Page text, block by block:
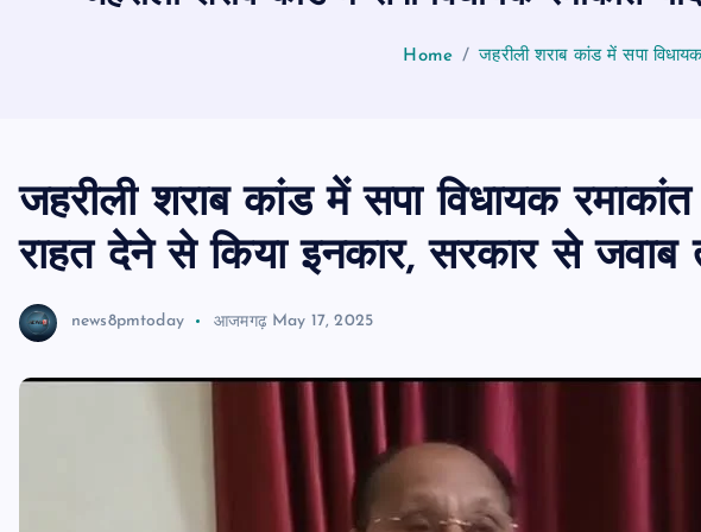
Home जहरीली शराब कांड में सपा
जहरीली शराब कांड में सपा विधायक
राहत देने से किया इनकार, सरकार से जवाब
news8pmtoday आजमगढ़ May 17, 2025